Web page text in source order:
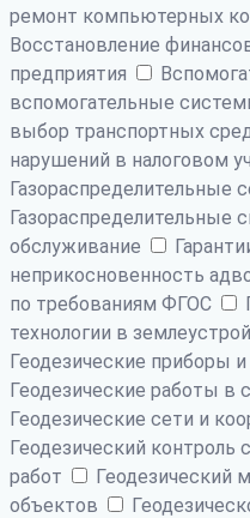
ремонт компьютерных
Восстановление
предприятия
вспомогательные
выбор транспортных
нарушений в налоговом
Газораспределительные
Газораспределительные
обслуживание
неприкосновенность
по требованиям ФГОС
технологии в
Геодезические приборы
Геодезические работы в
Геодезические сети и
Геодезический
работ
Геодезический
объектов